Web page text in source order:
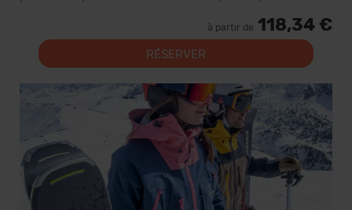
à partir de 118,34 €
RÉSERVER